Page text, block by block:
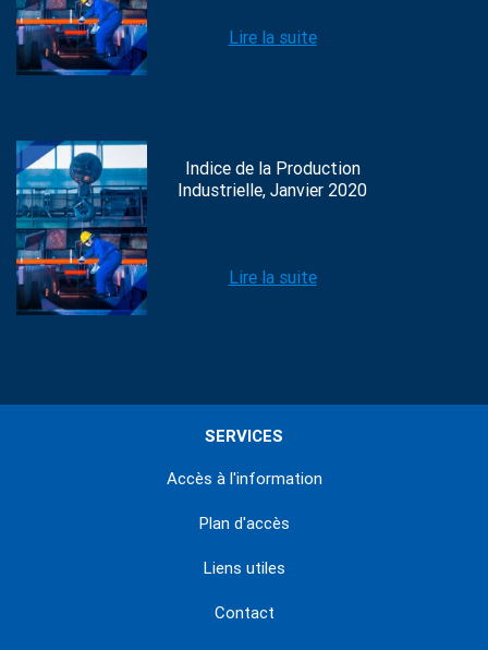
Lire la suite
Indice de la Production
Industrielle, Janvier 2020
Lire la suite
SERVICES
Accès à l'information
Plan d'accès
Liens utiles
Contact